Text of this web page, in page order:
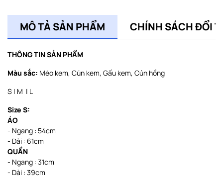
MÔ TẢ SẢN PHẨM CHÍNH SÁCH ĐỔI
THÔNG TIN SẢN PHẨM
Màu sắc: Mèo kem, Cún kem, Gấu kem, Cún hồng
S | M | L
Size S:
ÁO
- Ngang : 54cm
- Dài : 61cm
QUẦN
- Ngang : 31cm
- Dài : 39cm